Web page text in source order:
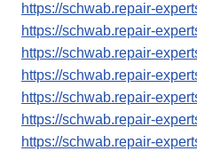
https://schwab.repair-
https://schwab.repair-
https://schwab.repair-
https://schwab.repair-
https://schwab.repair-
https://schwab.repair-
https://schwab.repair-